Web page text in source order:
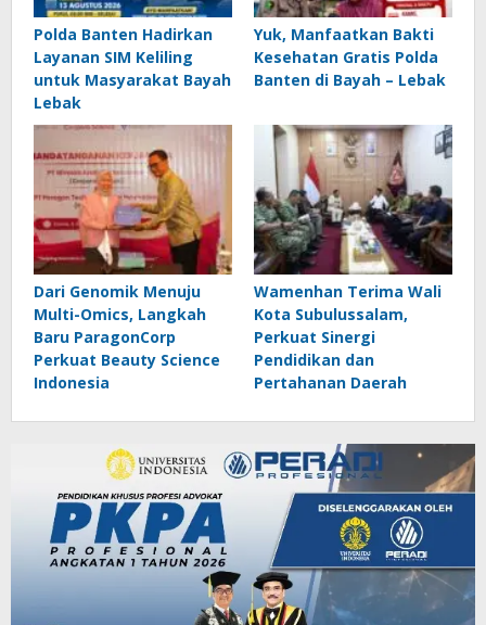
Polda Banten Hadirkan
Layanan SIM Keliling
untuk Masyarakat Bayah
Lebak
Yuk, Manfaatkan Bakti
Kesehatan Gratis Polda
Banten di Bayah – Lebak
Dari Genomik Menuju
Multi-Omics, Langkah
Baru ParagonCorp
Perkuat Beauty Science
Indonesia
Wamenhan Terima Wali
Kota Subulussalam,
Perkuat Sinergi
Pendidikan dan
Pertahanan Daerah